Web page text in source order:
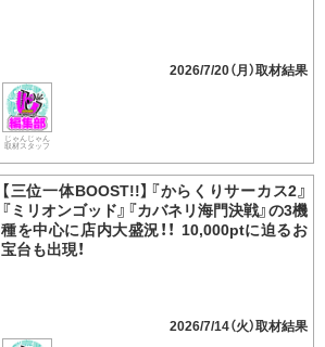
2026/7/20（月）
じゃんじゃん
取材スタッフ
【三位一体BOOST!!】『からくりサーカス2』
『ミリオンゴッド』『カバネリ海門決戦』の3機
種を中心に店内大盛況！！ 10,000ptに迫るお
宝台も出現！
2026/7/14（火）